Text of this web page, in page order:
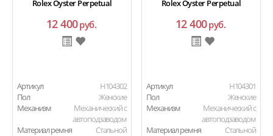
Rolex Oyster Perpetual
12 400руб.
Артикул
H104302
Пол
Женские
Механизм
Механический с
автоподзаводом
Материал ремня
Стальной
Rolex Oyster Perpetual
12 400руб.
Артикул
H104301
Пол
Женские
Механизм
Механический с
автоподзаводом
Материал ремня
Стальной